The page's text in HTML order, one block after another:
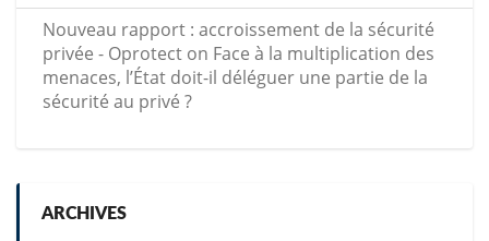
Nouveau rapport : accroissement de la sécurité
privée - Oprotect on Face à la multiplication des
menaces, l’État doit-il déléguer une partie de la
sécurité au privé ?
ARCHIVES